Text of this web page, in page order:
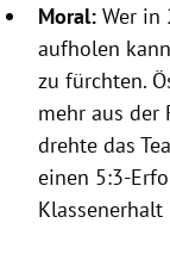
Moral: Wer in
aufholen
zu fürchten.
mehr aus der
drehte das
einen 5:3-